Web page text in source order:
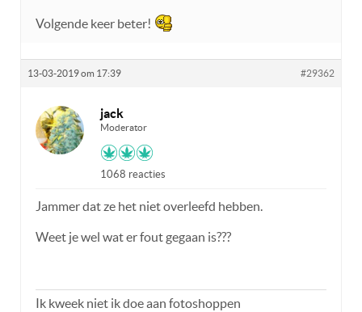
Volgende keer beter!
13-03-2019 om 17:39 #29362
jack
Moderator
1068 reacties
Jammer dat ze het niet overleefd hebben.
Weet je wel wat er fout gegaan is???
Ik kweek niet ik doe aan fotoshoppen